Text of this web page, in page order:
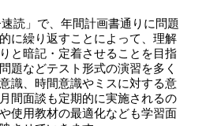
読」で、年間計画書通りに問題
に繰り返すことによって、理解
と暗記・定着させることを目指
題などテスト形式の演習を多く
識、時間意識やミスに対する意
間面談も定期的に実施されるの
使用教材の最適化なども学習面